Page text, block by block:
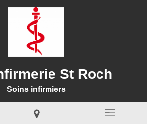
St Roch
Soins infirmiers